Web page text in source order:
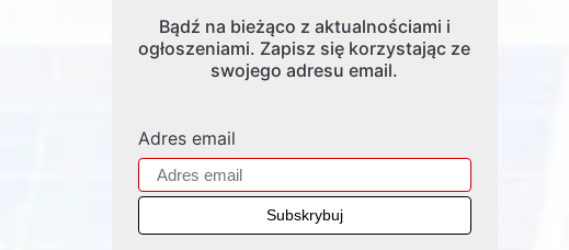
Bądź na bieżąco z aktualnościami i
ogłoszeniami. Zapisz się korzystając ze
swojego adresu email.
Adres email